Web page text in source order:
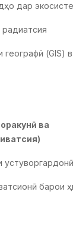
дар
(GIS)
ва
барои